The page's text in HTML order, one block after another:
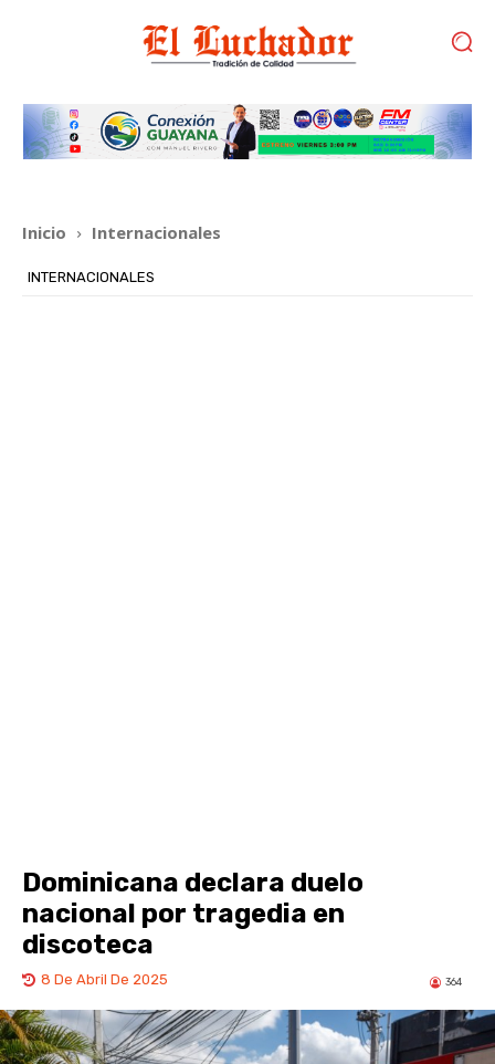
Inicio Internacionales
INTERNACIONALES
Dominicana declara duelo
nacional por tragedia en
discoteca
8 De Abril De 2025 364